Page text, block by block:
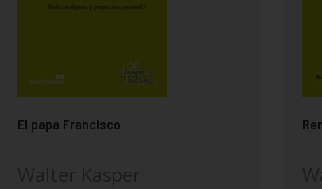
El papa Francisco